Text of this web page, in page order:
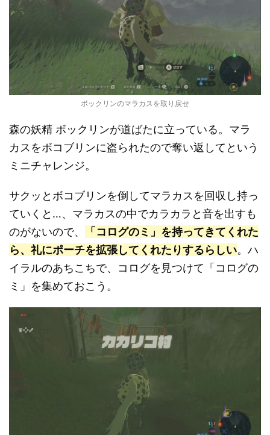
ボックリンのマラカスを取り戻せ
森の妖精 ボックリンが道ばたに立っている。マラ
カスをボコブリンに盗られたので奪い返してという
ミニチャレンジ。
サクッとボコブリンを倒してマラカスを回収し持っ
ていくと…、マラカスの中でカラカラと音を出すも
のがないので、
「コログのミ」を持ってきてくれた
ら、礼にポーチを拡張してくれたりするらしい。ハ
イラルのあちこちで、コログを見つけて「コログの
ミ」を集めておこう。